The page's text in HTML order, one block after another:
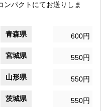
ンパクトにてお送りしま
青森県 600円
宮城県 550円
山形県 550円
茨城県 550円